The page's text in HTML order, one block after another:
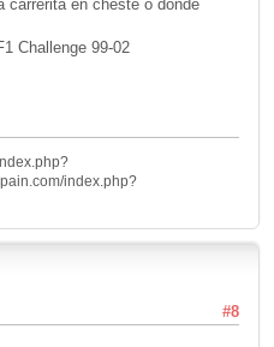
carrerita en cheste o donde
Challenge 99-02
index.php?
#8